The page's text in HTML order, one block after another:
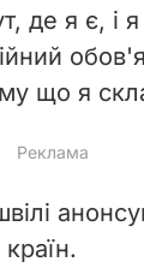
де я є, і
що я